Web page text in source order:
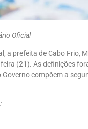
Oficial
a prefeita de Cabo Frio,
(21). As definições
compõem a